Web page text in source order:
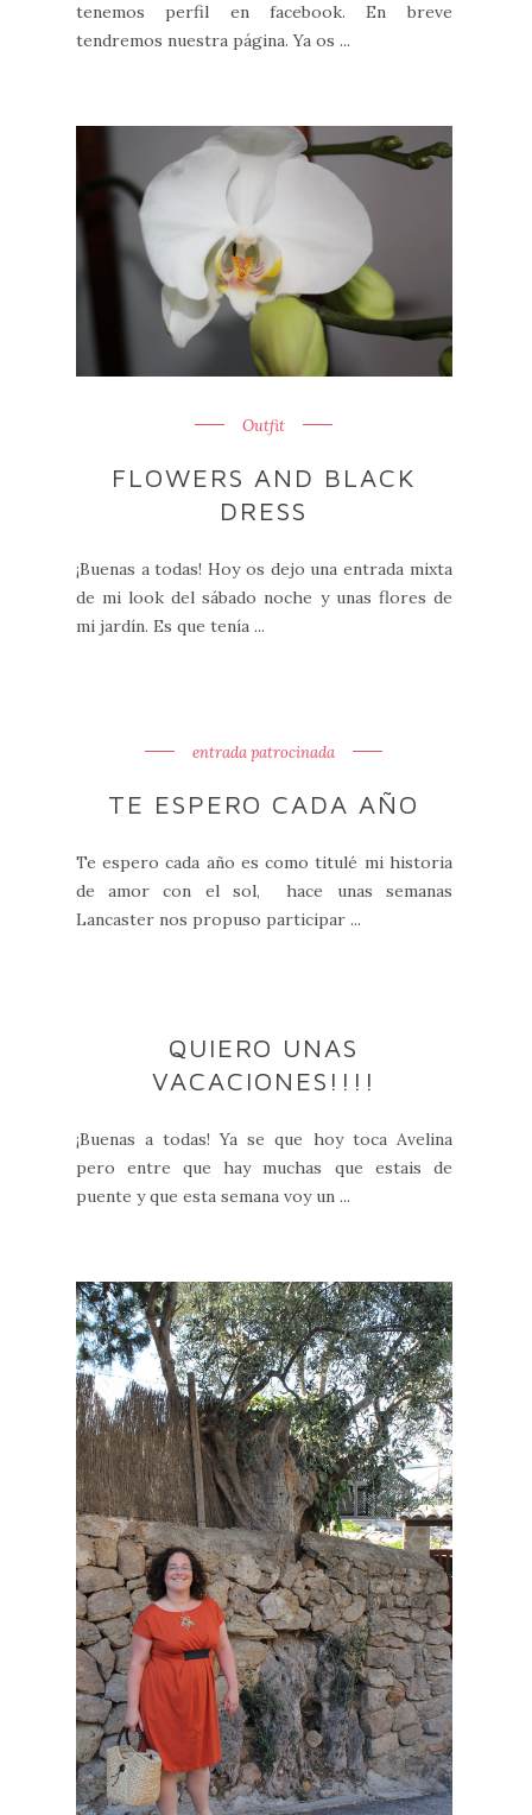
tenemos perfil en facebook. En breve
tendremos nuestra página. Ya os ...
Outfit
FLOWERS AND BLACK
DRESS
¡Buenas a todas! Hoy os dejo una entrada mixta
de mi look del sábado noche y unas flores de
mi jardín. Es que tenía ...
entrada patrocinada
TE ESPERO CADA AÑO
Te espero cada año es como titulé mi historia
de amor con el sol, hace unas semanas
Lancaster nos propuso participar ...
QUIERO UNAS
VACACIONES!!!!
¡Buenas a todas! Ya se que hoy toca Avelina
pero entre que hay muchas que estais de
puente y que esta semana voy un ...